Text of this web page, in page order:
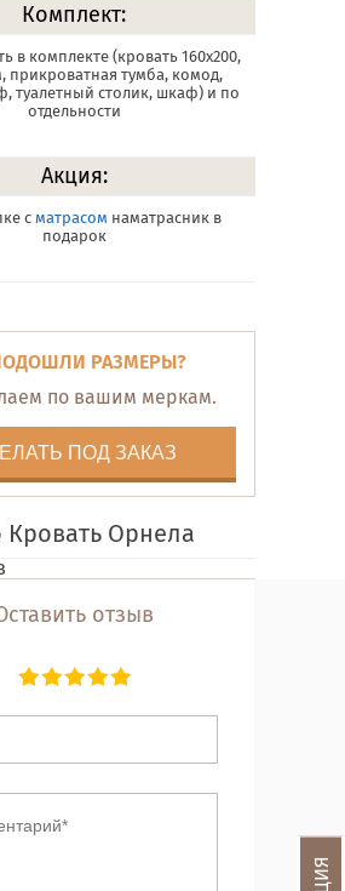
Комплект:
в комплекте (кровать 160х200,
прикроватная тумба, комод,
туалетный столик, шкаф) и по
отдельности
Акция:
с матрасом наматрасник в
подарок
РАЗМЕРЫ?
по вашим меркам.
ПОД ЗАКАЗ
Орнела
отзыв